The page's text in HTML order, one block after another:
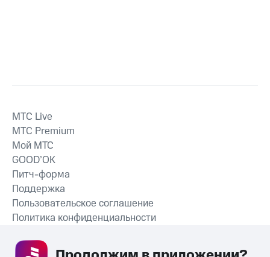
СКАЧАТЬ ПРИЛОЖЕНИЕ
MTС Live
MTС Premium
Мой МТС
GOOD’OK
Питч-форма
Поддержка
Пользовательское соглашение
Политика конфиденциальности